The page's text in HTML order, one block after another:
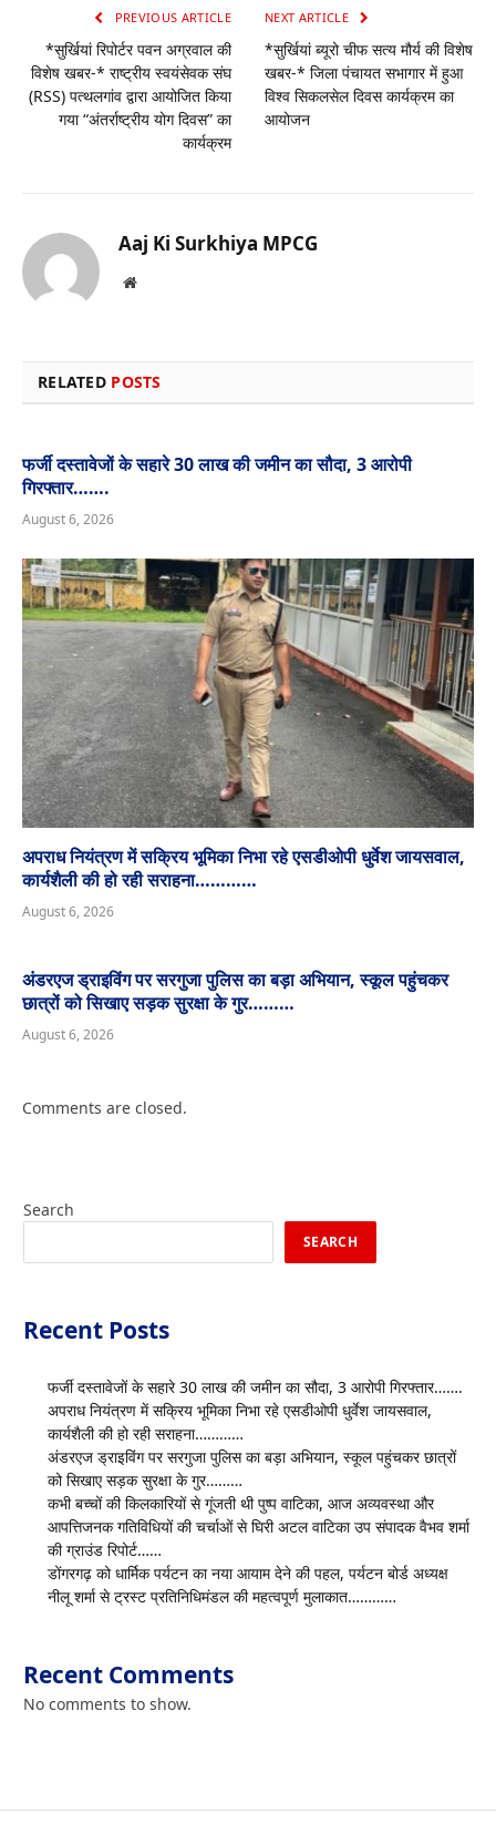
PREVIOUS ARTICLE
*सुर्खियां रिपोर्टर पवन अग्रवाल की
विशेष खबर-* राष्ट्रीय स्वयंसेवक संघ
(RSS) पत्थलगांव द्वारा आयोजित किया
गया “अंतर्राष्ट्रीय योग दिवस” का
कार्यक्रम
NEXT ARTICLE
*सुर्खियां ब्यूरो चीफ सत्य मौर्य की विशेष
खबर-* जिला पंचायत सभागार में हुआ
विश्व सिकलसेल दिवस कार्यक्रम का
आयोजन
Aaj Ki Surkhiya MPCG
Website
RELATED POSTS
फर्जी दस्तावेजों के सहारे 30 लाख की जमीन का सौदा, 3 आरोपी
गिरफ्तार…….
August 6, 2026
अपराध नियंत्रण में सक्रिय भूमिका निभा रहे एसडीओपी धुर्वेश जायसवाल,
कार्यशैली की हो रही सराहना…………
August 6, 2026
अंडरएज ड्राइविंग पर सरगुजा पुलिस का बड़ा अभियान, स्कूल पहुंचकर
छात्रों को सिखाए सड़क सुरक्षा के गुर………
August 6, 2026
Comments are closed.
Search
SEARCH
Recent Posts
फर्जी दस्तावेजों के सहारे 30 लाख की जमीन का सौदा, 3 आरोपी गिरफ्तार…….
अपराध नियंत्रण में सक्रिय भूमिका निभा रहे एसडीओपी धुर्वेश जायसवाल,
कार्यशैली की हो रही सराहना…………
अंडरएज ड्राइविंग पर सरगुजा पुलिस का बड़ा अभियान, स्कूल पहुंचकर छात्रों
को सिखाए सड़क सुरक्षा के गुर………
कभी बच्चों की किलकारियों से गूंजती थी पुष्प वाटिका, आज अव्यवस्था और
आपत्तिजनक गतिविधियों की चर्चाओं से घिरी अटल वाटिका उप संपादक वैभव शर्मा
की ग्राउंड रिपोर्ट……
डोंगरगढ़ को धार्मिक पर्यटन का नया आयाम देने की पहल, पर्यटन बोर्ड अध्यक्ष
नीलू शर्मा से ट्रस्ट प्रतिनिधिमंडल की महत्वपूर्ण मुलाकात…………
Recent Comments
No comments to show.